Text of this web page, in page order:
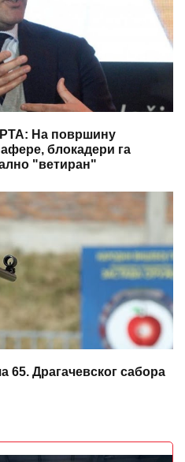
На површину
блокадери га
"ветиран"
Драгачевског сабора